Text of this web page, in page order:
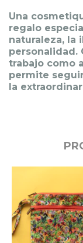
Una
regalo
naturaleza, la
personalidad.
trabajo como
permite
la